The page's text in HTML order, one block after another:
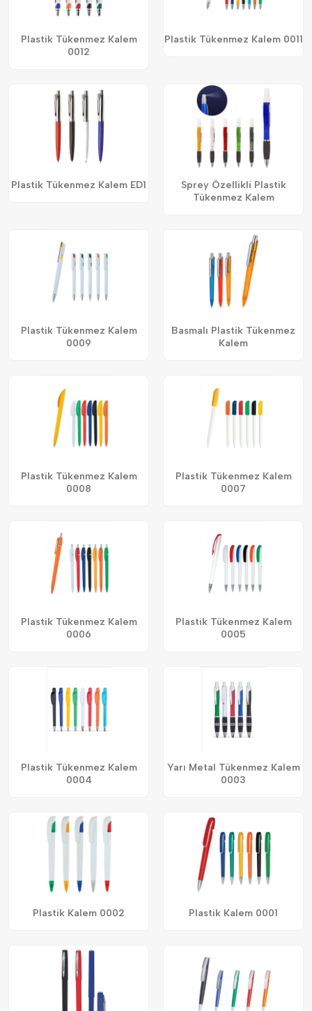
Plastik Tükenmez Kalem
0012
Plastik Tükenmez Kalem 0011
Plastik Tükenmez Kalem ED1
Sprey Özellikli Plastik
Tükenmez Kalem
Plastik Tükenmez Kalem
0009
Basmalı Plastik Tükenmez
Kalem
Plastik Tükenmez Kalem
0008
Plastik Tükenmez Kalem
0007
Plastik Tükenmez Kalem
0006
Plastik Tükenmez Kalem
0005
Plastik Tükenmez Kalem
0004
Yarı Metal Tükenmez Kalem
0003
Plastik Kalem 0002 Plastik Kalem 0001